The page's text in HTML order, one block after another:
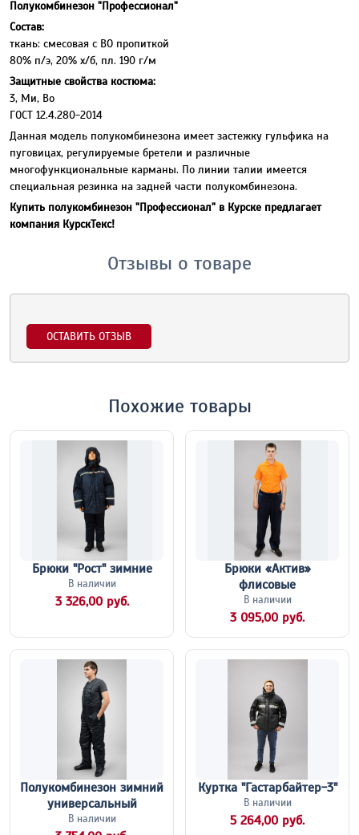
Полукомбинезон "Профессионал"
Состав:
ткань: смесовая с ВО пропиткой
80% п/э, 20% х/б, пл. 190 г/м
Защитные свойства костюма:
3, Ми, Во
ГОСТ 12.4.280-2014
Данная модель полукомбинезона имеет застежку гульфика на
пуговицах, регулируемые бретели и различные
многофункциональные карманы. По линии талии имеется
специальная резинка на задней части полукомбинезона.
Купить полукомбинезон "Профессионал" в Курске предлагает
компания КурскТекс!
Отзывы о товаре
ОСТАВИТЬ ОТЗЫВ
Похожие товары
Брюки "Рост" зимние
В наличии
3 326,00 руб.
Брюки «Актив»
флисовые
В наличии
3 095,00 руб.
Полукомбинезон зимний
универсальный
В наличии
Куртка "Гастарбайтер-3"
В наличии
5 264,00 руб.